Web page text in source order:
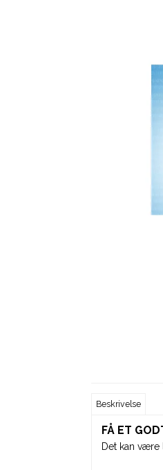
Beskrivelse
FÅ ET
Det kan